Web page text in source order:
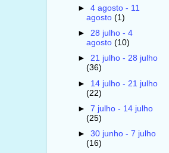
► 4 agosto - 11
agosto (1)
► 28 julho - 4
agosto (10)
► 21 julho - 28 julho
(36)
► 14 julho - 21 julho
(22)
► 7 julho - 14 julho
(25)
► 30 junho - 7 julho
(16)